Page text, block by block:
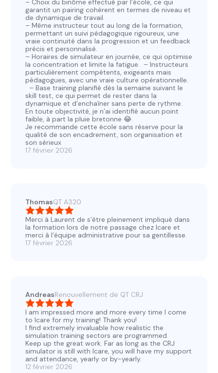
– Choix du binôme effectué par l’école, ce qui
garantit un pairing cohérent en termes de niveau et
de dynamique de travail.
– Même instructeur tout au long de la formation,
permettant un suivi pédagogique rigoureux, une
vraie continuité dans la progression et un feedback
précis et personnalisé.
– Horaires de simulateur en journée, ce qui optimise
la concentration et limite la fatigue. – Instructeurs
particulièrement compétents, exigeants mais
pédagogues, avec une vraie culture opérationnelle.
– Base training planifié dès la semaine suivant le
skill test, ce qui permet de rester dans la
dynamique et d’enchaîner sans perte de rythme.
En toute objectivité, je n’ai identifié aucun point
faible, à part la pluie bretonne 😂.
Je recommande cette école sans réserve pour la
qualité de son encadrement, son organisation et
son sérieux
17 février 2026
ThomasQT A320
Merci à Laurent de s’être pleinement impliqué dans
la formation lors de notre passage chez Icare et
merci à l’équipe administrative pour sa gentillesse.
17 février 2026
AndreasRenouvellement de QT CRJ
I am impressed more and more every time I come
to Icare for my training! Thank you!
I find extremely invaluable how realistic the
simulation training sectors are programmed.
Keep up the great work. Far as long as the CRJ
simulator is still with Icare, you will have my support
and attendance, yearly or by-yearly.
12 février 2026